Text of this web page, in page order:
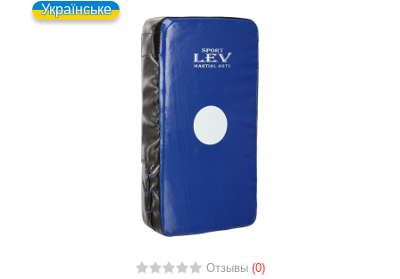
Українське
Отзывы (0)